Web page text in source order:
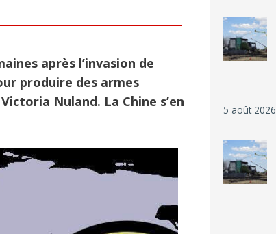
après l’invasion de
produire des armes
Nuland. La Chine s’en
5 août 2026